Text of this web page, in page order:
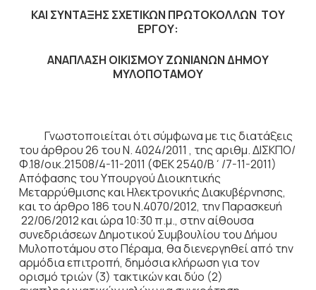
ΚΑΙ ΣΥΝΤΑΞΗΣ ΣΧΕΤΙΚΩΝ ΠΡΩΤΟΚΟΛΛΩΝ ΤΟΥ
ΕΡΓΟΥ:
ΑΝΑΠΛΑΣΗ ΟΙΚΙΣΜΟΥ ΖΩΝΙΑΝΩΝ ΔΗΜΟΥ
ΜΥΛΟΠΟΤΑΜΟΥ
Γνωστοποιείται ότι σύμφωνα με τις διατάξεις
του άρθρου 26 του Ν. 4024/2011 , της αριθμ. ΔΙΣΚΠΟ/
Φ.18/οικ.21508/4-11-2011 (ΦΕΚ 2540/Β΄/7-11-2011)
Απόφασης του Υπουργού Διοικητικής
Μεταρρύθμισης και Ηλεκτρονικής Διακυβέρνησης,
και το άρθρο 186 του Ν.4070/2012, την Παρασκευή
22/06/2012 και ώρα 10:30 π.μ., στην αίθουσα
συνεδριάσεων Δημοτικού Συμβουλίου του Δήμου
Μυλοποτάμου στο Πέραμα, θα διενεργηθεί από την
αρμόδια επιτροπή, δημόσια κλήρωση για τον
ορισμό τριών (3) τακτικών και δύο (2)